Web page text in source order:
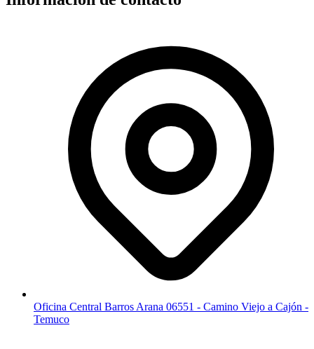
Oficina Central Barros Arana 06551 - Camino Viejo a Cajón -
Temuco